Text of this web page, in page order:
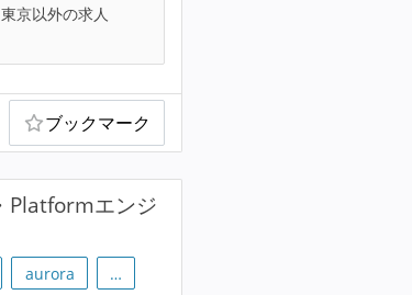
東京以外の求人
ブックマーク
Platformエンジ
aurora …